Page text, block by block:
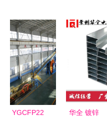
YGCFP22
华全 镀锌